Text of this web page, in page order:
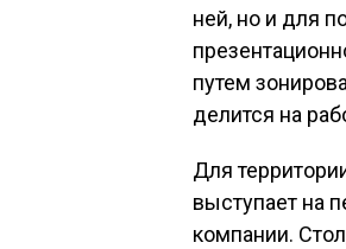
ней, но и для
путем
делится на
Для
выступает на
компании.